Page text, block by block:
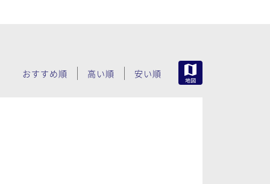
おすすめ順 高い順 安い順